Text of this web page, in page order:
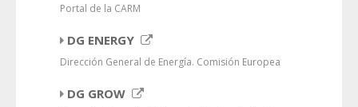
Portal de la CARM
DG ENERGY
Dirección General de Energía. Comisión Europea
DG GROW